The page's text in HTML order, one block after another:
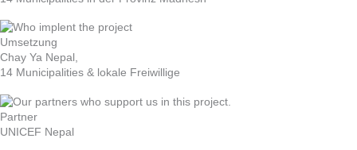
Umsetzung
Chay Ya Nepal,
14 Municipalities & lokale Freiwillige
Partner
UNICEF Nepal